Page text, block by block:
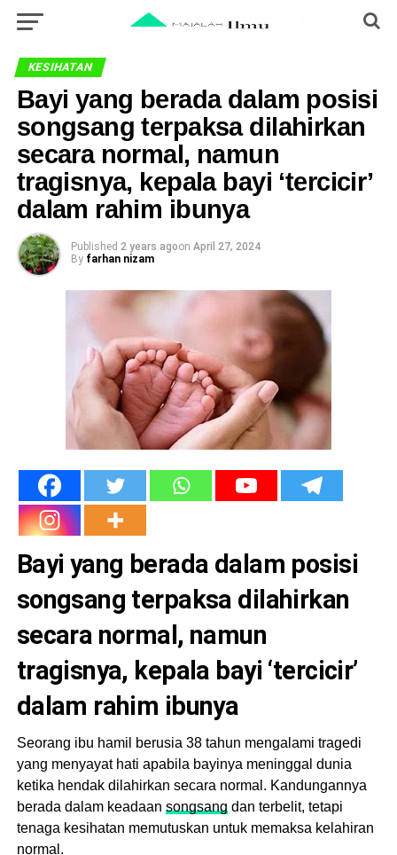
KESIHATAN
Bayi yang berada dalam posisi
songsang terpaksa dilahirkan
secara normal, namun
tragisnya, kepala bayi ‘tercicir’
dalam rahim ibunya
Published 2 years agoon April 27, 2024
By farhan nizam
Bayi yang berada dalam posisi
songsang terpaksa dilahirkan
secara normal, namun
tragisnya, kepala bayi ‘tercicir’
dalam rahim ibunya
Seorang ibu hamil berusia 38 tahun mengalami tragedi
yang menyayat hati apabila bayinya meninggal dunia
ketika hendak dilahirkan secara normal. Kandungannya
berada dalam keadaan songsang dan terbelit, tetapi
tenaga kesihatan memutuskan untuk memaksa kelahiran
normal.